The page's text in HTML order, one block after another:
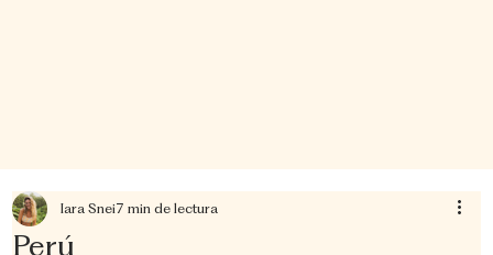
Perú
Iara Snei7 min de lectura